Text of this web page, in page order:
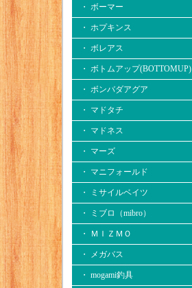
・ ボーマー
・ ホプキンス
・ ボレアス
・ ボトムアップ(BOTTOMUP)
・ ボンバダアグア
・ マドタチ
・ マドネス
・ マーズ
・ マニフォールド
・ ミサイルベイツ
・ ミブロ（mibro）
・ ＭＩＺＭＯ
・ メガバス
・ mogami釣具